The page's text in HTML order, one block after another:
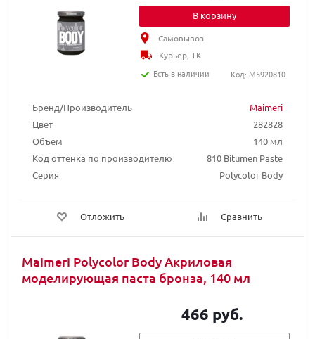
Бренд/Производитель
Maimeri
Цвет
282828
Объем
140 мл
Код оттенка по производителю
810 Bitumen Paste
Серия
Polycolor Body
Отложить Сравнить
В корзину
Самовывоз
Курьер, ТК
Есть в наличии
Код: M5920810
Maimeri Polycolor Body Акриловая
моделирующая паста бронза, 140 мл
466 руб.